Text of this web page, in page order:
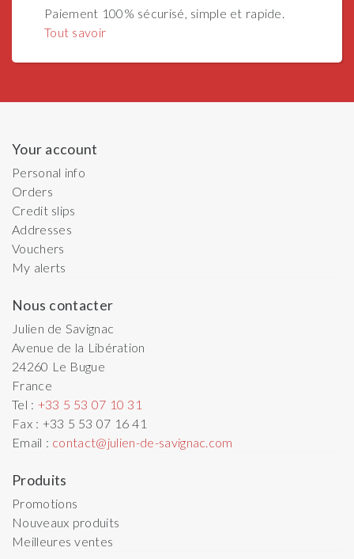
Paiement 100% sécurisé, simple et rapide.
Tout savoir
Your account
Personal info
Orders
Credit slips
Addresses
Vouchers
My alerts
Nous contacter
Julien de Savignac
Avenue de la Libération
24260 Le Bugue
France
Tel : +33 5 53 07 10 31
Fax : +33 5 53 07 16 41
Email : contact@julien-de-savignac.com
Produits
Promotions
Nouveaux produits
Meilleures ventes